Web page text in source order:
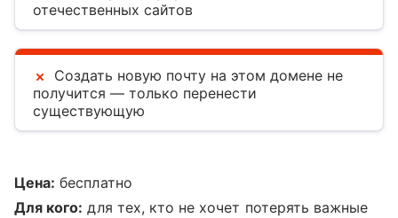
отечественных сайтов
Создать новую почту на этом домене не
получится — только перенести
существующую
Цена: бесплатно
Для кого: для тех, кто не хочет потерять важные